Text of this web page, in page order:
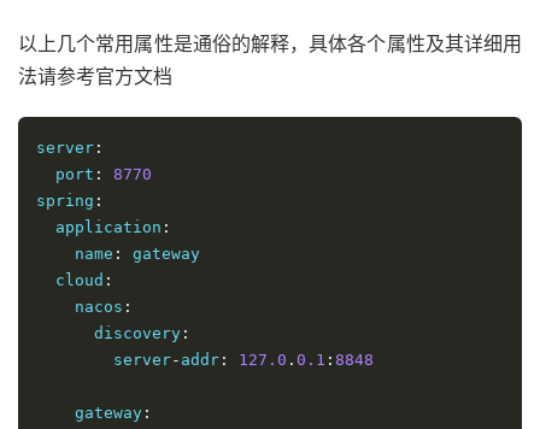
以上几个常用属性是通俗的解释，具体各个属性及其详细用
法请参考官方文档
server :
  port
:
8770
spring :
  application
:
    name
:
gateway
  cloud
:
    nacos
:
      discovery
:
        server
- addr : 127.0 . 0.1 : 8848
    gateway
: